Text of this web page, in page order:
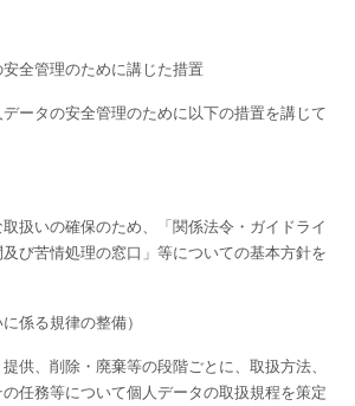
全管理のために講じた措置
ータの安全管理のために以下の措置を講じて
取扱いの確保のため、「関係法令・ガイドライ
び苦情処理の窓口」等についての基本方針を
係る規律の整備）
供、削除・廃棄等の段階ごとに、取扱方法、
任務等について個人データの取扱規程を策定